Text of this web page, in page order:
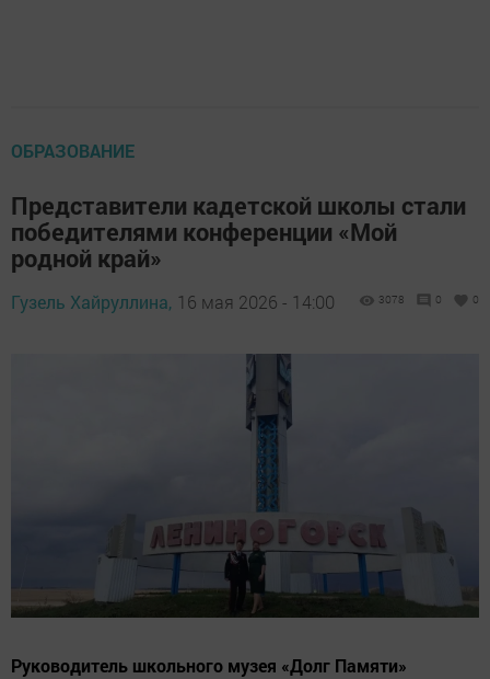
ОБРАЗОВАНИЕ
Представители кадетской школы стали
победителями конференции «Мой
родной край»
Гузель Хайруллина, 16 мая 2026 - 14:00 3078 0 0
Руководитель школьного музея «Долг Памяти»